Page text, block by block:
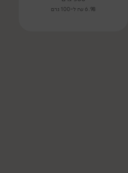
6.98 ₪ ל-100 גרם